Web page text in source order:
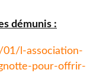
démunis :
01/l-association-
pour-offrir-